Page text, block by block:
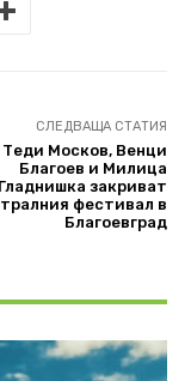
СЛЕДВАЩА СТАТИЯ
Теди Москов, Венци
Благоев и Милица
Гладнишка закриват
фестивал в
Благоевград